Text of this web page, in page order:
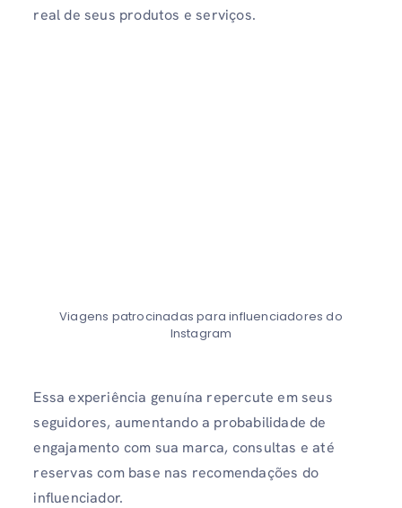
real de seus produtos e serviços.
Viagens patrocinadas para influenciadores do
Instagram
Essa experiência genuína repercute em seus
seguidores, aumentando a probabilidade de
engajamento com sua marca, consultas e até
reservas com base nas recomendações do
influenciador.